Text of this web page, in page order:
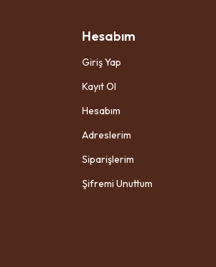
Hesabım
Giriş Yap
Kayıt Ol
Hesabım
Adreslerim
Siparişlerim
Şifremi Unuttum